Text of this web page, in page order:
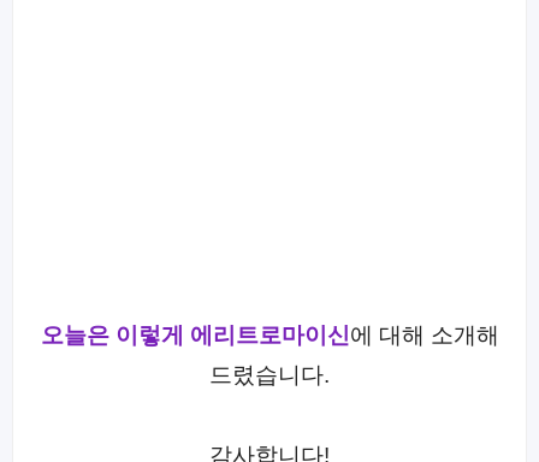
오늘은 이렇게 에리트로마이신에 대해 소개해
드렸습니다.
감사합니다!